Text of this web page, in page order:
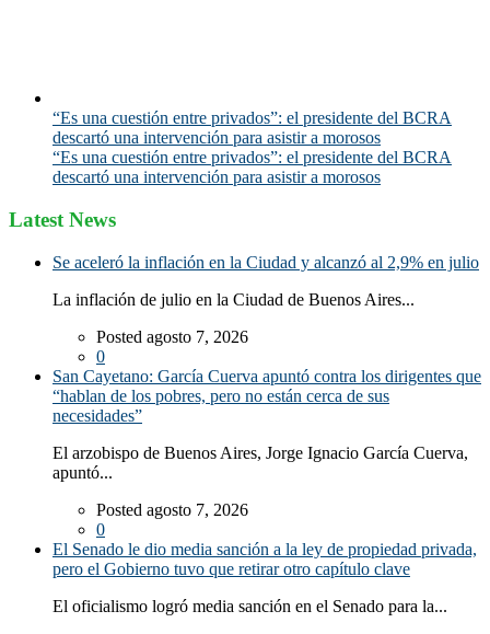
“Es una cuestión entre privados”: el presidente del BCRA
descartó una intervención para asistir a morosos
“Es una cuestión entre privados”: el presidente del BCRA
descartó una intervención para asistir a morosos
Latest News
Se aceleró la inflación en la Ciudad y alcanzó al 2,9% en julio
La inflación de julio en la Ciudad de Buenos Aires...
Posted agosto 7, 2026
0
San Cayetano: García Cuerva apuntó contra los dirigentes que
“hablan de los pobres, pero no están cerca de sus
necesidades”
El arzobispo de Buenos Aires, Jorge Ignacio García Cuerva,
apuntó...
Posted agosto 7, 2026
0
El Senado le dio media sanción a la ley de propiedad privada,
pero el Gobierno tuvo que retirar otro capítulo clave
El oficialismo logró media sanción en el Senado para la...